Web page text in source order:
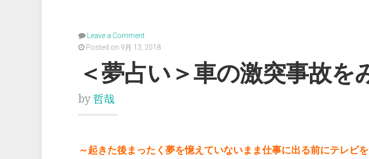
Leave a Comment
Posted on 9月 13, 2018
＜夢占い＞車の激突事故を
by 哲哉
～起きた後まったく夢を憶えていないまま仕事に出る前にテレビ